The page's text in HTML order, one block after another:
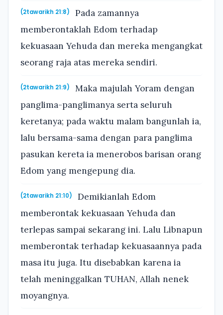
(2tawarikh 21:8)
Pada zamannya
memberontaklah Edom terhadap
kekuasaan Yehuda dan mereka mengangkat
seorang raja atas mereka sendiri.
(2tawarikh 21:9)
Maka majulah Yoram dengan
panglima-panglimanya serta seluruh
keretanya; pada waktu malam bangunlah ia,
lalu bersama-sama dengan para panglima
pasukan kereta ia menerobos barisan orang
Edom yang mengepung dia.
(2tawarikh 21:10)
Demikianlah Edom
memberontak kekuasaan Yehuda dan
terlepas sampai sekarang ini. Lalu Libnapun
memberontak terhadap kekuasaannya pada
masa itu juga. Itu disebabkan karena ia
telah meninggalkan TUHAN, Allah nenek
moyangnya.